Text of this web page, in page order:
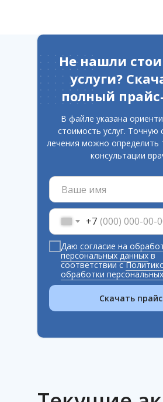
Не нашли
услуги?
полный
+7
Даю согласие на
персональных данныхв
соответствии с
обработки
Скачать прайс
В файле указана
стоимость услуг. Точную
лечения можно определить
консультации